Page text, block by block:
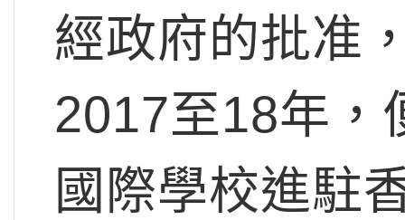
經政府的批准
2017至18年，
國際學校進駐